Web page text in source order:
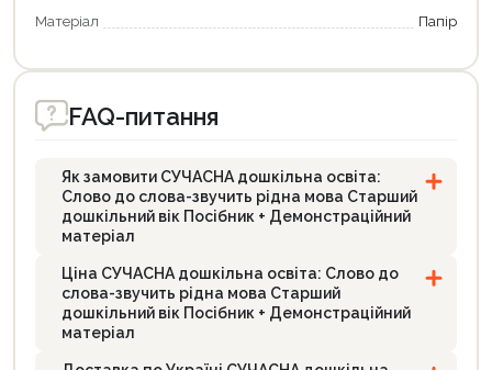
Матеріал
Папір
FAQ-питання
Як замовити СУЧАСНА дошкільна освіта:
Слово до слова-звучить рідна мова Старший
дошкільний вік Посібник + Демонстраційний
матеріал
Ціна СУЧАСНА дошкільна освіта: Слово до
слова-звучить рідна мова Старший
дошкільний вік Посібник + Демонстраційний
матеріал